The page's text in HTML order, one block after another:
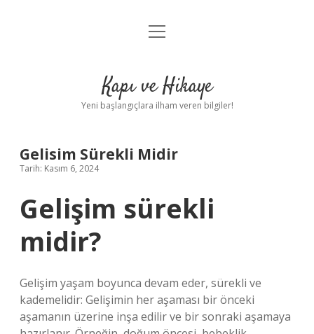
Anasayfa
Yasal Uyarı
menüyü
Kapı ve Hikaye
Yeni başlangıçlara ilham veren bilgiler!
Gelisim Sürekli Midir
Tarih: Kasım 6, 2024
Gelişim sürekli
midir?
Gelişim yaşam boyunca devam eder, sürekli ve
kademelidir: Gelişimin her aşaması bir önceki
aşamanın üzerine inşa edilir ve bir sonraki aşamaya